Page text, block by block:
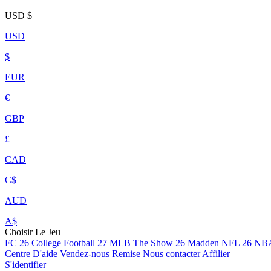
USD $
USD
$
EUR
€
GBP
£
CAD
C$
AUD
A$
Choisir Le Jeu
FC 26 College Football 27 MLB The Show 26 Madden NFL 26
Centre D'aide Vendez-nous Remise Nous contacterAffilier
S'identifier